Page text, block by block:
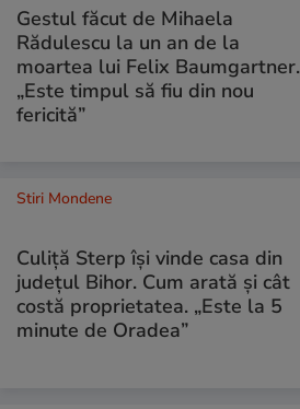
Gestul făcut de Mihaela
Rădulescu la un an de la
moartea lui Felix Baumgartner.
„Este timpul să fiu din nou
fericită”
Stiri Mondene
Culiță Sterp își vinde casa din
județul Bihor. Cum arată și cât
costă proprietatea. „Este la 5
minute de Oradea”